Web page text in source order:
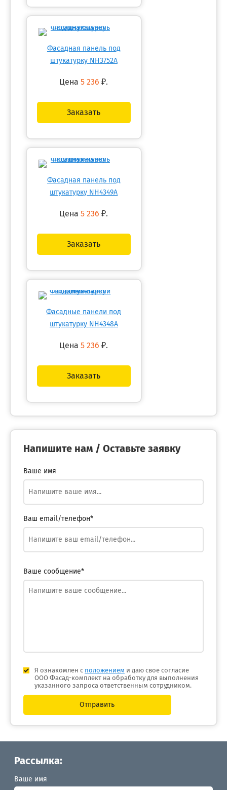
Фасадная панель под
штукатурку NH3752A
Цена5 236 ₽.
Заказать
Фасадная панель под
штукатурку NH4349A
Цена5 236 ₽.
Заказать
Фасадные панели под
штукатурку NH4348A
Цена5 236 ₽.
Заказать
Напишите нам / Оставьте заявку
Ваше имя
Ваш email/телефон*
Ваше сообщение*
Я ознакомлен с положением и даю свое согласие
ООО Фасад-комплект на обработку для выполнения
указанного запроса ответственным сотрудником.
Отправить
Рассылка:
Ваше имя